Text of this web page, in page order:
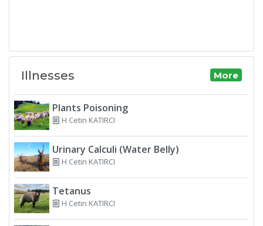
Illnesses More
Plants Poisoning
H Cetin KATIRCI
Urinary Calculi (Water Belly)
H Cetin KATIRCI
Tetanus
H Cetin KATIRCI